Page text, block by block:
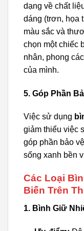
dạng về chất
dáng (trơn, họa
màu sắc và
chọn một chiếc
nhân, phong
của mình.
5. Góp Phần
Việc sử dụng
giảm thiểu việc
góp phần bảo
sống xanh bền
Các Loại
Biến Trên
1. Bình Giữ